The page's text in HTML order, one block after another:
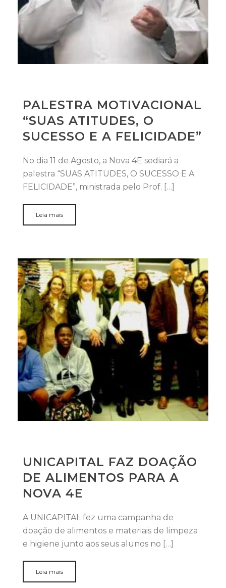
PALESTRA MOTIVACIONAL
“SUAS ATITUDES, O
SUCESSO E A FELICIDADE”
No dia 11 de Agosto, a Nova 4E sediará a
palestra “SUAS ATITUDES, O SUCESSO E A
FELICIDADE”, ministrada pelo Prof. […]
Leia mais
UNICAPITAL FAZ DOAÇÃO
DE ALIMENTOS PARA A
NOVA 4E
A UNICAPITAL fez uma campanha de
doação de alimentos e materiais de limpeza
e higiene junto aos seus alunos no […]
Leia mais